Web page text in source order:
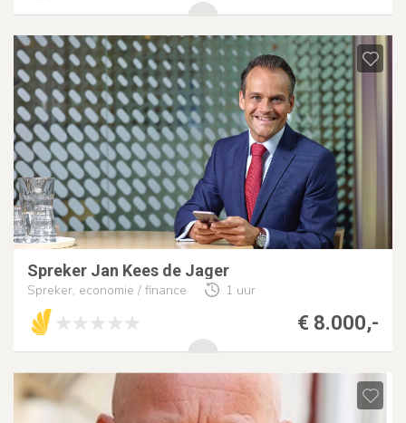
Spreker Jan Kees de Jager
Spreker, economie / finance 1 uur
€ 8.000,-